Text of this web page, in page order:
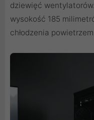
dziewięć
wysokość 185
chłodzenia